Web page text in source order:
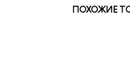
ПОХОЖИЕ